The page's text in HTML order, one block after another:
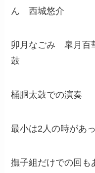
ん 西城悠介
卯月なごみ 皐月
鼓
桶胴太鼓での演奏
最小は2人の時があ
撫子組だけでの回も